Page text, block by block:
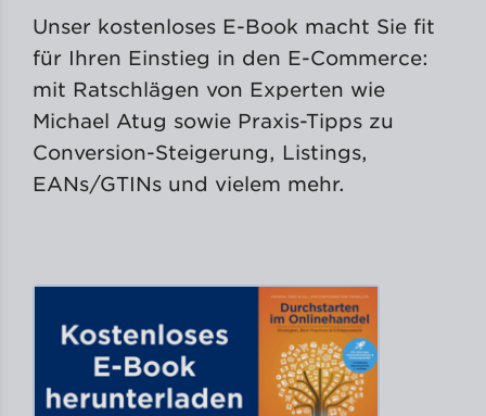
Unser kostenloses E-Book macht Sie fit
für Ihren Einstieg in den E-Commerce:
mit Ratschlägen von Experten wie
Michael Atug sowie Praxis-Tipps zu
Conversion-Steigerung, Listings,
EANs/GTINs und vielem mehr.